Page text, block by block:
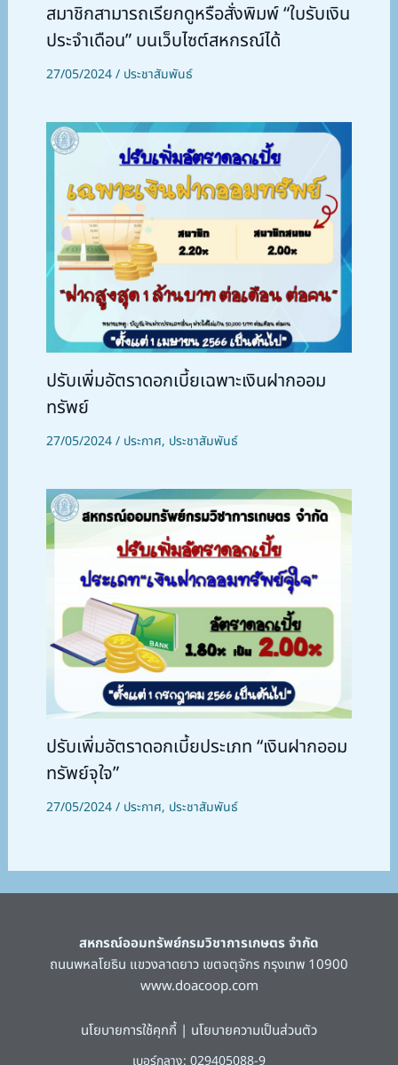
สมาชิกสามารถเรียกดูหรือสั่งพิมพ์ “ใบรับเงิน
ประจำเดือน” บนเว็บไซต์สหกรณ์ได้
27/05/2024/ ประชาสัมพันธ์
ปรับเพิ่มอัตราดอกเบี้ยเฉพาะเงินฝากออม
ทรัพย์
27/05/2024/ ประกาศ, ประชาสัมพันธ์
ปรับเพิ่มอัตราดอกเบี้ยประเภท “เงินฝากออม
ทรัพย์จุใจ”
27/05/2024/ ประกาศ, ประชาสัมพันธ์
สหกรณ์ออมทรัพย์กรมวิชาการเกษตร จำกัด
ถนนพหลโยธิน แขวงลาดยาว เขตจตุจักร กรุงเทพ 10900
www.doacoop.com
นโยบายการใช้คุกกี้ | นโยบายความเป็นส่วนตัว